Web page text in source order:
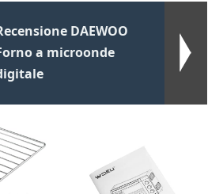
DAEWOO
a microonde